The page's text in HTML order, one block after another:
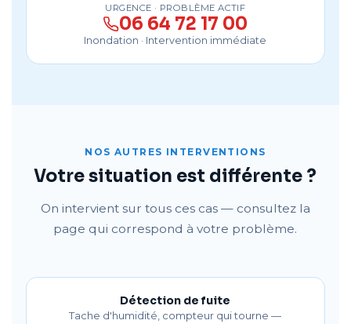
URGENCE · PROBLÈME ACTIF
06 64 72 17 00
Inondation · Intervention immédiate
NOS AUTRES INTERVENTIONS
Votre situation est différente ?
On intervient sur tous ces cas — consultez la
page qui correspond à votre problème.
Détection de fuite
Tache d'humidité, compteur qui tourne —